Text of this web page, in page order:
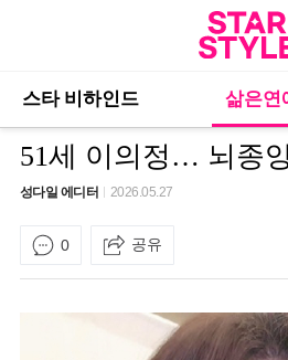
스타 비하인드 삶은연
51세 이의정… 뇌종
성다일 에디터 2026.05.27
0 공유